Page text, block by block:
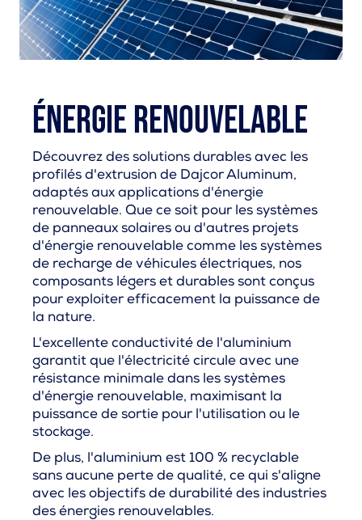
Énergie renouvelable
Découvrez des solutions durables avec les
profilés d'extrusion de Dajcor Aluminum,
adaptés aux applications d'énergie
renouvelable. Que ce soit pour les systèmes
de panneaux solaires ou d'autres projets
d'énergie renouvelable comme les systèmes
de recharge de véhicules électriques, nos
composants légers et durables sont conçus
pour exploiter efficacement la puissance de
la nature.
L'excellente conductivité de l'aluminium
garantit que l'électricité circule avec une
résistance minimale dans les systèmes
d'énergie renouvelable, maximisant la
puissance de sortie pour l'utilisation ou le
stockage.
De plus, l'aluminium est 100 % recyclable
sans aucune perte de qualité, ce qui s'aligne
avec les objectifs de durabilité des industries
des énergies renouvelables.